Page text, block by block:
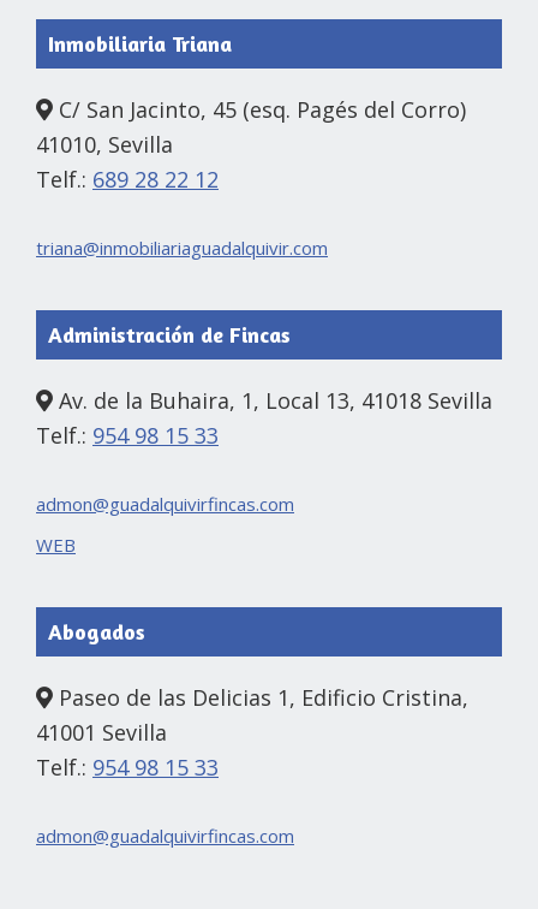
Inmobiliaria Triana
C/ San Jacinto, 45 (esq. Pagés del Corro)
41010, Sevilla
Telf.: 689 28 22 12
triana@inmobiliariaguadalquivir.com
Administración de Fincas
Av. de la Buhaira, 1, Local 13, 41018 Sevilla
Telf.: 954 98 15 33
admon@guadalquivirfincas.com
WEB
Abogados
Paseo de las Delicias 1, Edificio Cristina,
41001 Sevilla
Telf.: 954 98 15 33
admon@guadalquivirfincas.com